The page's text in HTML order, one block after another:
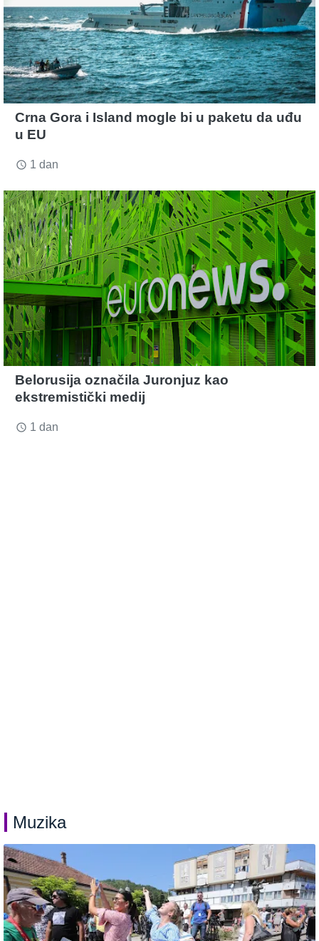
Crna Gora i Island mogle bi u paketu da uđu
u EU
access_time 1 dan
Belorusija označila Juronjuz kao
ekstremistički medij
access_time 1 dan
Muzika